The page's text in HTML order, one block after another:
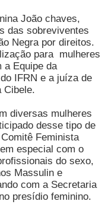
João chaves,
das sobreviventes
Negra por direitos.
para mulheres
a Equipe da
IFRN e a juíza de
Cibele.
diversas mulheres
desse tipo de
Feminista
especial com o
do sexo,
Massulin e
com a Secretaria
presídio feminino.